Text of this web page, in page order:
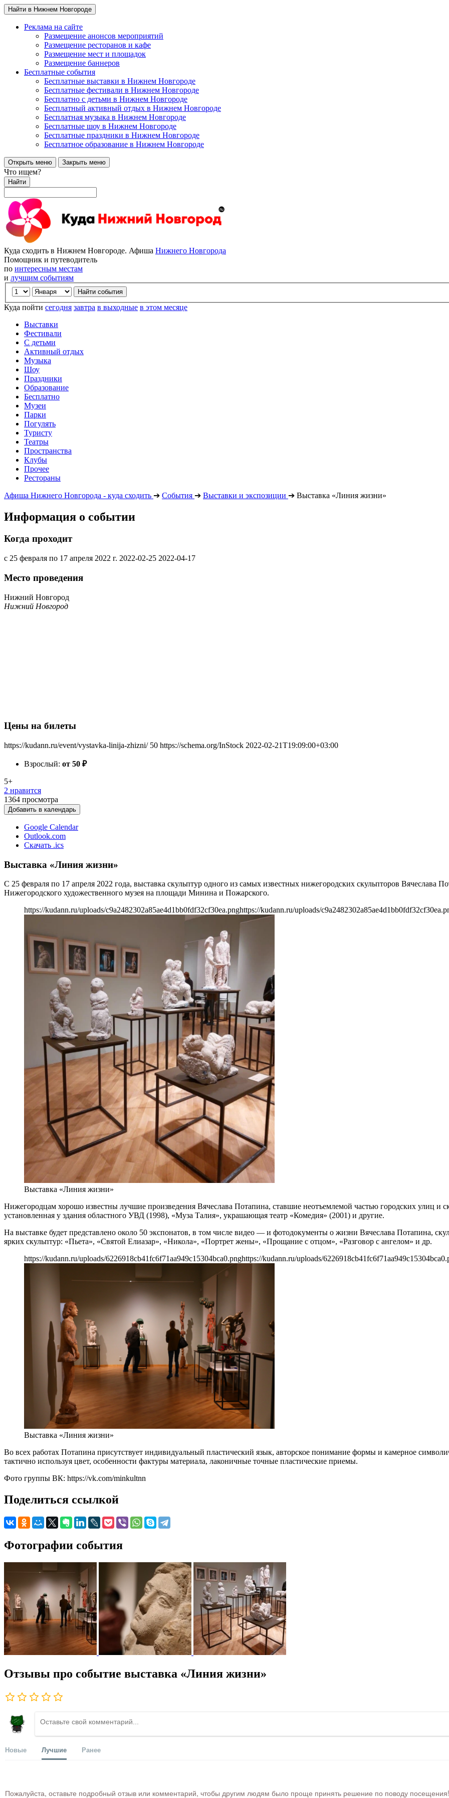
Найти в Нижнем Новгороде
Реклама на сайте
Размещение анонсов мероприятий
Размещение ресторанов и кафе
Размещение мест и площадок
Размещение баннеров
Бесплатные события
Бесплатные выставки в Нижнем Новгороде
Бесплатные фестивали в Нижнем Новгороде
Бесплатно с детьми в Нижнем Новгороде
Бесплатный активный отдых в Нижнем Новгороде
Бесплатная музыка в Нижнем Новгороде
Бесплатные шоу в Нижнем Новгороде
Бесплатные праздники в Нижнем Новгороде
Бесплатное образование в Нижнем Новгороде
Открыть меню Закрыть меню
Что ищем?
Найти
Куда сходить в Нижнем Новгороде. Афиша Нижнего Новгорода
Помощник и путеводитель
по интересным местам
и лучшим событиям
Куда пойти сегодня завтра в выходные в этом месяце
Выставки
Фестивали
С детьми
Активный отдых
Музыка
Шоу
Праздники
Образование
Бесплатно
Музеи
Парки
Погулять
Туристу
Театры
Пространства
Клубы
Прочее
Рестораны
Афиша Нижнего Новгорода - куда сходить ➔ События ➔ Выставки и экспозиции ➔ Выставка «Линия жизни»
Информация о событии
Когда проходит
с 25 февраля по 17 апреля 2022 г. 2022-02-25 2022-04-17
Место проведения
Нижний Новгород
Нижний Новгород
Цены на билеты
https://kudann.ru/event/vystavka-linija-zhizni/ 50 https://schema.org/InStock 2022-02-21T19:09:00+03:00
Взрослый: от 50 ₽
5+
2 нравится
1364 просмотра
Добавить в календарь
Google Calendar
Outlook.com
Скачать .ics
Выставка «Линия жизни»
С 25 февраля по 17 апреля 2022 года, выставка скульптур одного из самых известных нижегородских скульпторов Вячеслава
Нижегородского художественного музея на площади Минина и Пожарского.
https://kudann.ru/uploads/c9a2482302a85ae4d1bb0fdf32cf30ea.pnghttps://kudann.ru/uploads/
Выставка «Линия жизни»
Нижегородцам хорошо известны лучшие произведения Вячеслава Потапина, ставшие неотъемлемой частью городских улиц и
установленная у здания областного УВД (1998), «Муза Талия», украшающая театр «Комедия» (2001) и другие.
На выставке будет представлено около 50 экспонатов, в том числе видео — и фотодокументы о жизни Вячеслава Потапина,
ярких скульптур: «Пьета», «Святой Елиазар», «Никола», «Портрет жены», «Прощание с отцом», «Разговор с ангелом» и др.
https://kudann.ru/uploads/6226918cb41fc6f71aa949c15304bca0.pnghttps://kudann.ru/uploads/
Выставка «Линия жизни»
Во всех работах Потапина присутствует индивидуальный пластический язык, авторское понимание формы и камерное
тактично используя цвет, особенности фактуры материала, лаконичные точные пластические приемы.
Фото группы ВК: https://vk.com/minkultnn
Поделиться ссылкой
Фотографии события
Отзывы про событие выставка «Линия жизни»
Новые Лучшие Ранее
Пожалуйста, оставьте подробный отзыв или комментарий, чтобы другим людям было проще принять решение по поводу посещения!